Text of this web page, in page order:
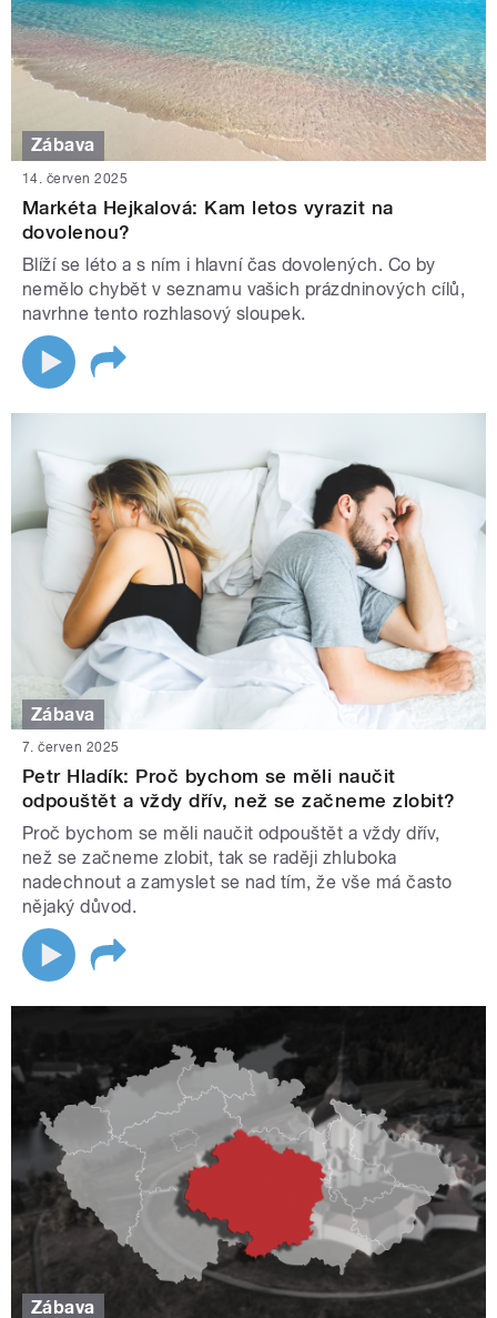
Zábava
14. červen 2025
Markéta Hejkalová: Kam letos vyrazit na
dovolenou?
Blíží se léto a s ním i hlavní čas dovolených. Co by
nemělo chybět v seznamu vašich prázdninových cílů,
navrhne tento rozhlasový sloupek.
Zábava
7. červen 2025
Petr Hladík: Proč bychom se měli naučit
odpouštět a vždy dřív, než se začneme zlobit?
Proč bychom se měli naučit odpouštět a vždy dřív,
než se začneme zlobit, tak se raději zhluboka
nadechnout a zamyslet se nad tím, že vše má často
nějaký důvod.
Zábava